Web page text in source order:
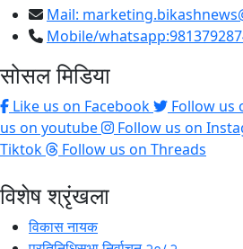
Mail:
Mobile/
सोसल मिडिया
Like us on Facebook Follow us
us on youtube
Follow us on
Tiktok
Follow us on Threads
विशेष श्रृंखला
विकास नायक